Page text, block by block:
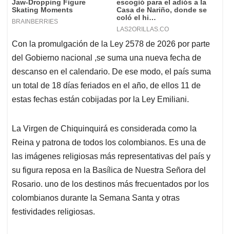
Con la promulgación de la Ley 2578 de 2026 por parte
del Gobierno nacional ,se suma una nueva fecha de
descanso en el calendario. De ese modo, el país suma
un total de 18 días feriados en el año, de ellos 11 de
estas fechas están cobijadas por la Ley Emiliani.
La Virgen de Chiquinquirá es considerada como la
Reina y patrona de todos los colombianos. Es una de
las imágenes religiosas más representativas del país y
su figura reposa en la Basílica de Nuestra Señora del
Rosario. uno de los destinos más frecuentados por los
colombianos durante la Semana Santa y otras
festividades religiosas.